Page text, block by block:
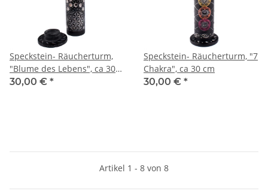
Speckstein- Räucherturm,
"Blume des Lebens", ca 30
cm
30,00 € *
Speckstein- Räucherturm, "7
Chakra", ca 30 cm
30,00 € *
Artikel 1 - 8 von 8